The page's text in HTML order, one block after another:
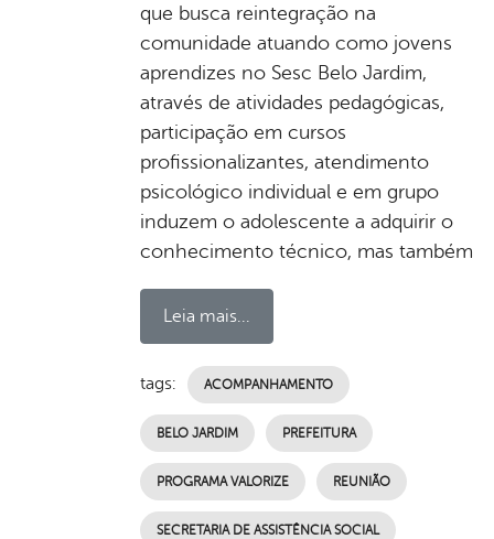
que busca reintegração na
comunidade atuando como jovens
aprendizes no Sesc Belo Jardim,
através de atividades pedagógicas,
participação em cursos
profissionalizantes, atendimento
psicológico individual e em grupo
induzem o adolescente a adquirir o
conhecimento técnico, mas também
Leia mais...
tags: ACOMPANHAMENTO
BELO JARDIM PREFEITURA
PROGRAMA VALORIZE REUNIÃO
SECRETARIA DE ASSISTÊNCIA SOCIAL